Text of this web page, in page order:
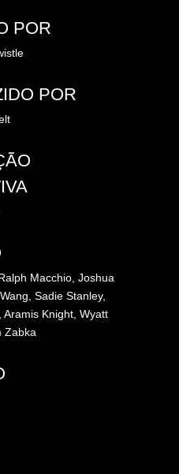
POR
POR
Macchio, Joshua
Sadie Stanley,
Aramis Knight, Wyatt
Zabka